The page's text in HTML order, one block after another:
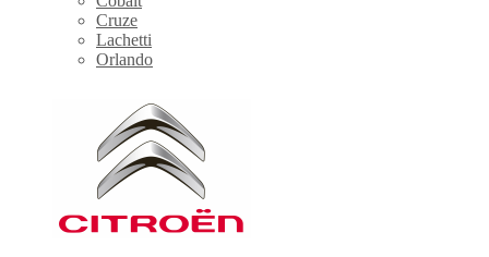
Cruze
Lachetti
Orlando